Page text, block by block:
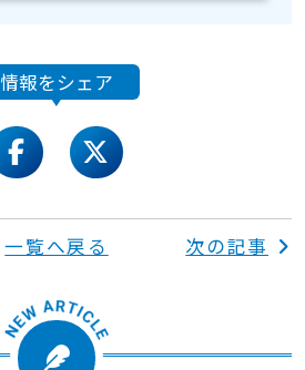
情報をシェア
facebooktwitter
一覧へ戻る 次の記事